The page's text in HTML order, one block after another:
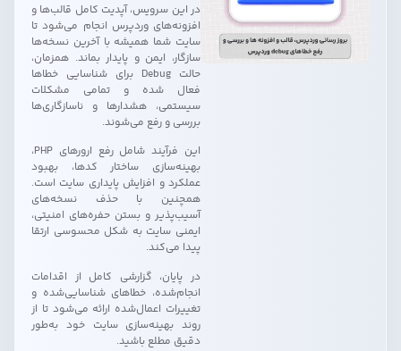
در این سرویس، آپدیت کامل قالب‌ها و
افزونه‌های وردپرس انجام می‌شود تا
سایت شما همیشه با آخرین نسخه‌ها
سازگار، ایمن و پایدار بماند. همزمان،
حالت Debug برای شناسایی خطاها
فعال شده و تمامی مشکلات
سیستمی، هشدارها و ناسازگاری‌ها
بررسی و رفع می‌شوند.
این فرآیند شامل رفع ارورهای PHP،
بهینه‌سازی ساختار کدها، بهبود
عملکرد و افزایش پایداری سایت است.
همچنین با حذف نسخه‌های
آسیب‌پذیر و بستن حفره‌های امنیتی،
ایمنی سایت به شکل محسوسی ارتقا
پیدا می‌کند.
در پایان، گزارشی کامل از اقدامات
انجام‌شده، خطاهای شناسایی‌شده و
تغییرات اعمال‌شده ارائه می‌شود تا از
روند بهینه‌سازی سایت خود به‌طور
دقیق مطلع باشید.